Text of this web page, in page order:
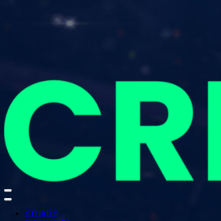
Navigationsmenü
Navigationsmenü
STORIES